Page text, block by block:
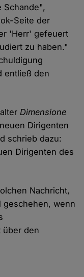
Schande",
Seite der
'Herr' gefeuert
zu haben."
entließ den
Dimensione
Dirigenten
schrieb dazu:
Dirigenten des
Nachricht,
geschehen, wenn
über den